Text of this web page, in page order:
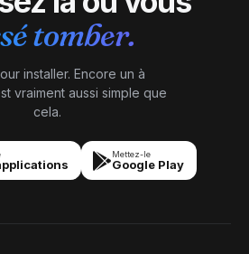
tomber.
installer. Encore un à
vraiment aussi simple que
cela.
Mettez-le
Google Play